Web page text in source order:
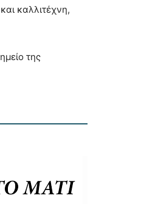
καλλιτέχνη,
της